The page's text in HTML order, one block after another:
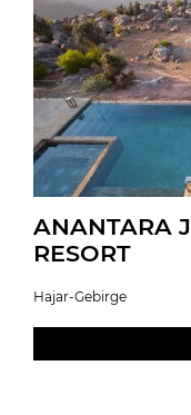
ANANTARA
RESORT
Hajar-Gebirge